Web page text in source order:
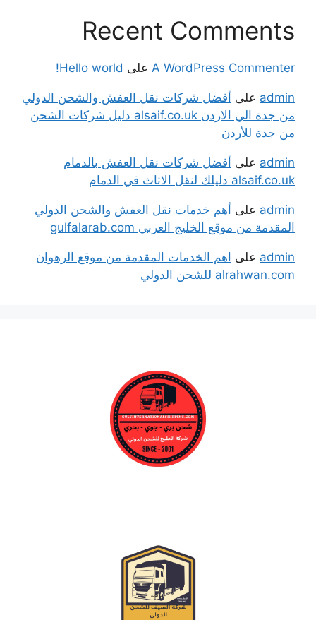
Recent Comments
A WordPress Commenter على Hello world!
admin على أفضل شركات نقل العفش والشحن الدولي
من جدة الي الاردن alsaif.co.uk دليل شركات الشحن
من جدة للأردن
admin على أفضل شركات نقل العفش بالدمام
alsaif.co.uk دليلك لنقل الاثاث في الدمام
admin على أهم خدمات نقل العفش والشحن الدولي
المقدمة من موقع الخليج العربي gulfalarab.com
admin على اهم الخدمات المقدمة من موقع الرهوان
alrahwan.com للشحن الدولي